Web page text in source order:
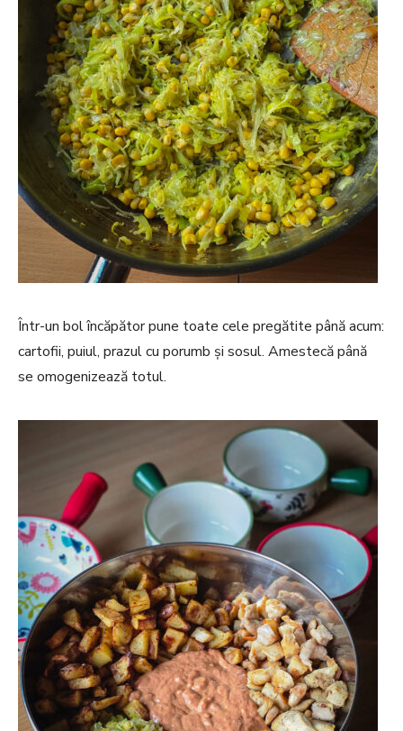
Într-un bol încăpător pune toate cele pregătite până acum:
cartofii, puiul, prazul cu porumb şi sosul. Amestecă până
se omogenizează totul.